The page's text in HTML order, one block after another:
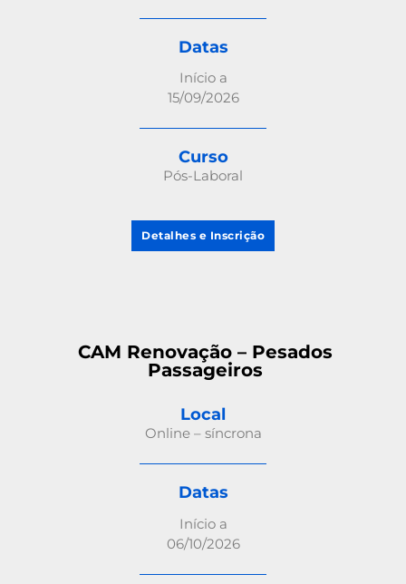
Datas
Início a
15/09/2026
Curso
Pós-Laboral
Detalhes e Inscrição
CAM Renovação – Pesados
Passageiros
Local
Online – síncrona
Datas
Início a
06/10/2026